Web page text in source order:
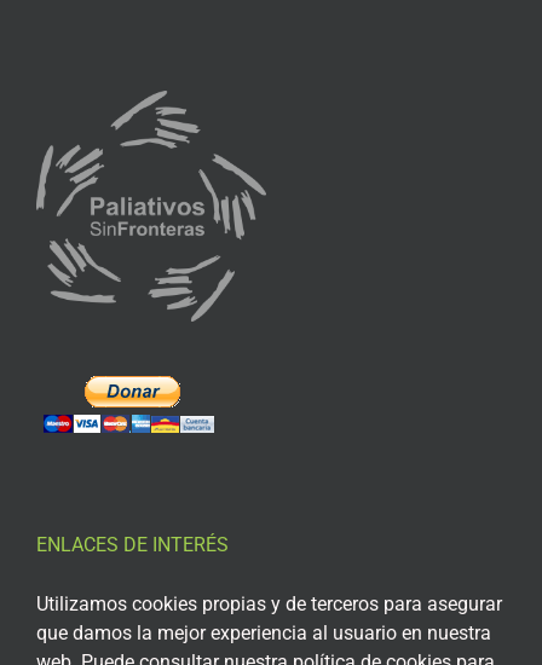
ENLACES DE INTERÉS
Aviso Legal
Política de privacidad
Utilizamos cookies propias y de terceros para asegurar
que damos la mejor experiencia al usuario en nuestra